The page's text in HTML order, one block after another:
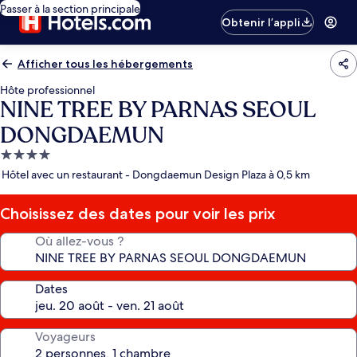
Passer à la section principale
Obtenir l’appli
Afficher tous les hébergements
Hôte professionnel
NINE TREE BY PARNAS SEOUL
DONGDAEMUN
Hébergement
4.0 étoiles
Hôtel avec un restaurant - Dongdaemun Design Plaza à 0,5 km
Choisissez des dates pour voir les prix
Où allez-vous ?
Dates
Voyageurs